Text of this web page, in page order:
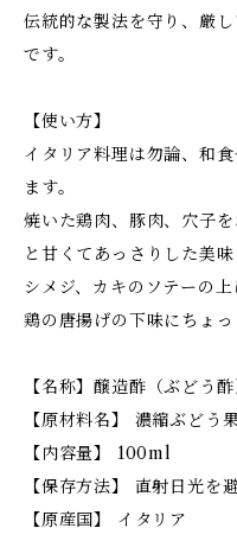
伝統的な製法を守り、厳
です。
【使い方】
イタリア料理は勿論、和
ます。
焼いた鶏肉、豚肉、穴子
と甘くてあっさりした美
シメジ、カキのソテーの
鶏の唐揚げの下味にちょっ
【名称】醸造酢（ぶどう酢
【原材料名】 濃縮ぶどう
【内容量】 100ml
【保存方法】 直射日光を
【原産国】 イタリア